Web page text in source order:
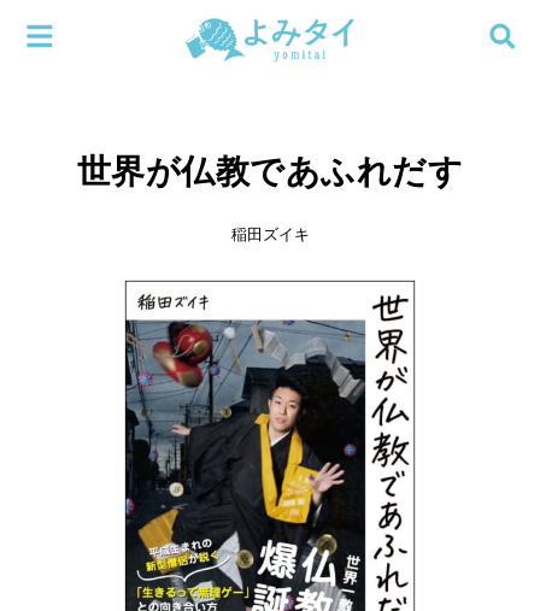
新着
連載
特集
編集部
メニューを閉じる
世界が仏教であふれだす
稲田ズイキ